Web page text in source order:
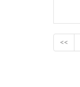
<<